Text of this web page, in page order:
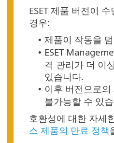
ESET 제품 버전이
경우:
• 제품이 작동을
• ESET
격 관리가 더 이
있습니다.
• 이후 버전으로
불가능할 수 있
호환성에 대한 자세
스 제품의 만료 정책